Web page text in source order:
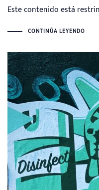
Este contenido está
CONTINÚA LEYENDO